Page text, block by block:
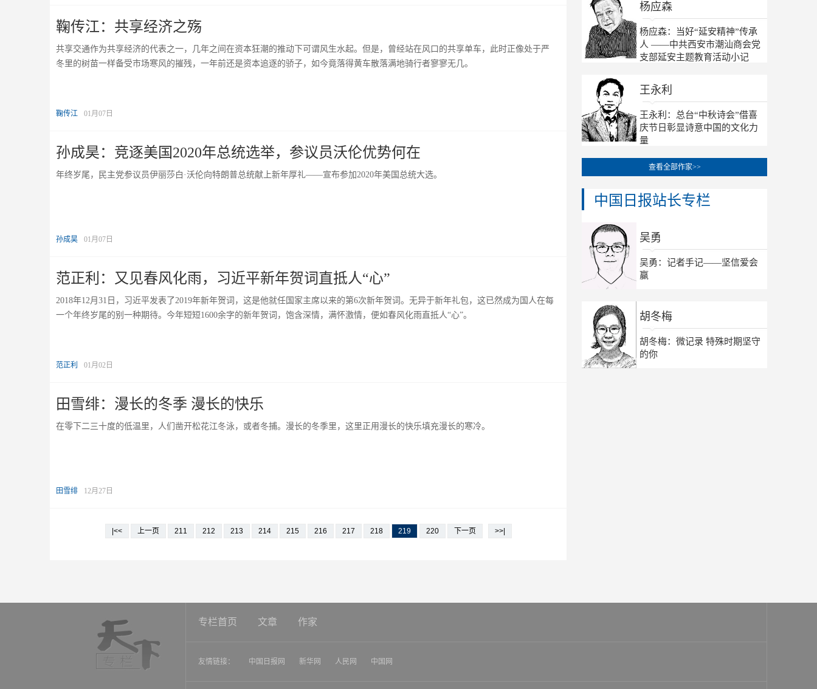
鞠传江：共享经济之殇
共享交通作为共享经济的代表之一，几年之间在资本狂潮的推动下可谓风生水起。但是，曾经站在风口的共享单车，此时正像处于严
冬里的树苗一样备受市场寒风的摧残，一年前还是资本追逐的骄子，如今竟落得黄车散落满地骑行者寥寥无几。
鞠传江 01月07日
孙成昊：竞逐美国2020年总统选举，参议员沃伦优势何在
年终岁尾，民主党参议员伊丽莎白·沃伦向特朗普总统献上新年厚礼——宣布参加2020年美国总统大选。
孙成昊 01月07日
范正利：又见春风化雨，习近平新年贺词直抵人“心”
2018年12月31日，习近平发表了2019年新年贺词，这是他就任国家主席以来的第6次新年贺词。无异于新年礼包，这已然成为国人在每
一个年终岁尾的别一种期待。今年短短1600余字的新年贺词，饱含深情，满怀激情，便如春风化雨直抵人“心”。
范正利 01月02日
田雪绯：漫长的冬季 漫长的快乐
在零下二三十度的低温里，人们凿开松花江冬泳，或者冬捕。漫长的冬季里，这里正用漫长的快乐填充漫长的寒冷。
田雪绯 12月27日
|<< 上一页 211 212 213 214 215 216 217 218 219 220 下一页 >>|
杨应森
杨应森：当好“延安精神”传承
人 ——中共西安市潮汕商会党
支部延安主题教育活动小记
王永利
王永利：总台“中秋诗会”借喜
庆节日彰显诗意中国的文化力
量
查看全部作家>>
中国日报站长专栏
吴勇
吴勇：记者手记——坚信爱会
赢
胡冬梅
胡冬梅：微记录 特殊时期坚守
的你
专栏首页 文章 作家
友情链接： 中国日报网 新华网 人民网 中国网